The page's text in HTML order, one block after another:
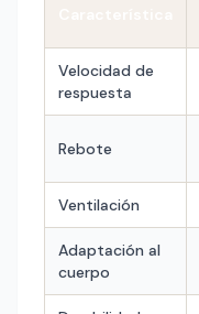
Velocidad de
respuesta
Rebote
Ventilación
Adaptación al
cuerpo